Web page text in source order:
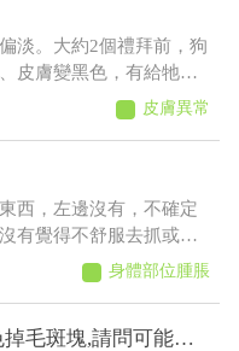
淡。大約2個禮拜前，狗
皮膚變黑色，有給牠擦
樣......)，也有帶去看獸
不會怎樣，可是牠才5
皮膚異常
西，左邊沒有，不確定
有覺得不舒服去抓或流
是什麼？會不會影響眼
身體部位腫脹
毛斑塊,請問可能是